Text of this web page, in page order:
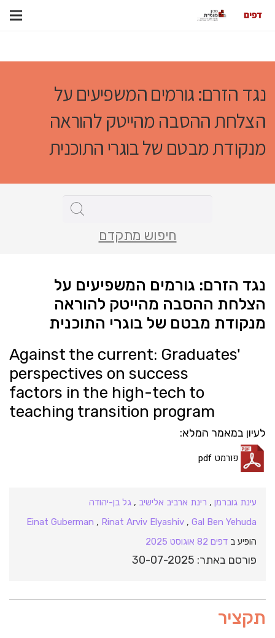
נגד הזרם: גורמים המשפיעים על
הצלחת ההסבה מהייטק להוראה
מנקודת מבטם של בוגרי התוכנית
חיפוש מתקדם
נגד הזרם: גורמים המשפיעים על
הצלחת ההסבה מהייטק להוראה
מנקודת מבטם של בוגרי התוכנית
Against the current: Graduates'
perspectives on success
factors in the high-tech to
teaching transition program
לעיון במאמר המלא:
פורמט pdf
עינת גוברמן , רינת ארביב אלישיב , גל בן-יהודה
Einat Guberman , Rinat Arviv Elyashiv , Gal Ben Yehuda
הופיע ב דפים 82 אוגוסט 2025
פורסם באתר: 30-07-2025
תקציר